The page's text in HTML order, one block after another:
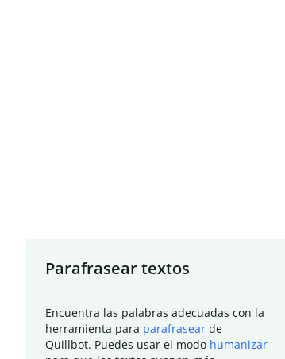
Parafrasear textos
Encuentra las palabras adecuadas con la
herramienta para parafrasear de
Quillbot. Puedes usar el modo humanizar